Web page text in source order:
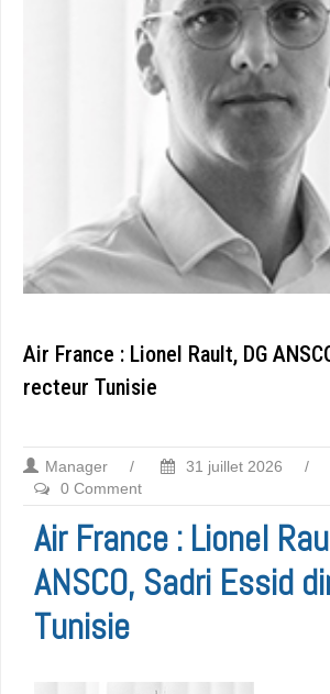
Air France : Lionel Rault, DG
recteur Tunisie
Manager / 31 juillet 2026 /
0 Comment
Air France : Lionel
ANSCO, Sadri Essid
Tunisie